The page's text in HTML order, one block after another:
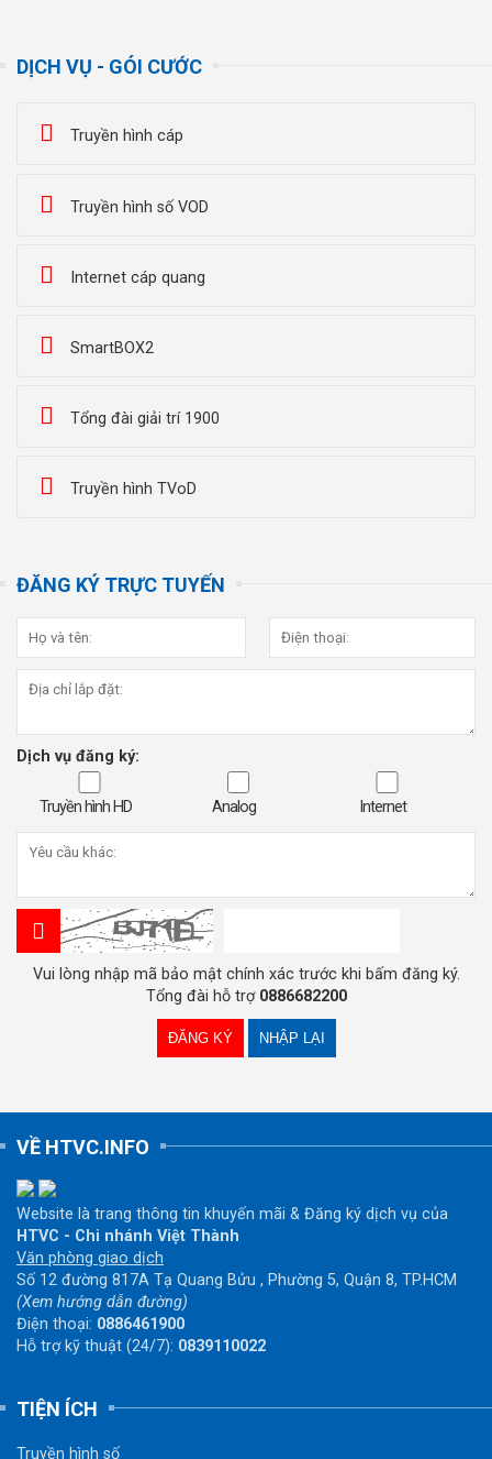
DỊCH VỤ - GÓI CƯỚC
Truyền hình cáp
Truyền hình số VOD
Internet cáp quang
SmartBOX2
Tổng đài giải trí 1900
Truyền hình TVoD
ĐĂNG KÝ TRỰC TUYẾN
Dịch vụ đăng ký:
Truyền hình HD Analog Internet
Vui lòng nhập mã bảo mật chính xác trước khi bấm đăng ký.
Tổng đài hỗ trợ 0886682200
VỀ HTVC.INFO
Website là trang thông tin khuyến mãi & Đăng ký dịch vụ của
HTVC - Chi nhánh Việt Thành
Văn phòng giao dịch
Số 12 đường 817A Tạ Quang Bửu , Phường 5, Quận 8, TP.HCM
(Xem hướng dẫn đường)
Điện thoại: 0886461900
Hỗ trợ kỹ thuật (24/7): 0839110022
TIỆN ÍCH
Truyền hình số